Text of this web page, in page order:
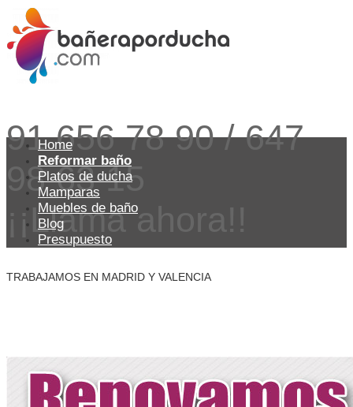
91 656 78 90 / 647
98 63 15
¡¡Llama ahora!!
TRABAJAMOS EN MADRID Y VALENCIA
Home
Reformar baño
Platos de ducha
Mamparas
Muebles de baño
Blog
Presupuesto